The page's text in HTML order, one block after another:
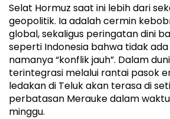
Selat Hormuz saat ini lebih dari
geopolitik. Ia adalah cermin
global, sekaligus peringatan dini
seperti Indonesia bahwa tidak
namanya “konflik jauh”. Dalam
terintegrasi melalui rantai pasok
ledakan di Teluk akan terasa di
perbatasan Merauke dalam
minggu.